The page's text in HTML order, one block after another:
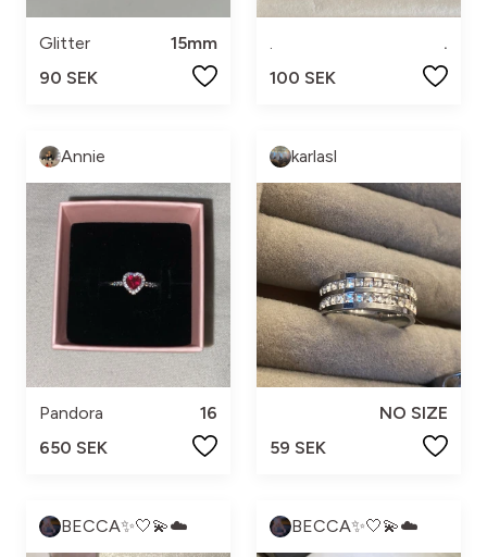
Glitter
15mm
90 SEK
.
.
100 SEK
Annie
Pandora
16
650 SEK
karlasl
NO SIZE
59 SEK
BECCA✨🤍💫☁️ BECCA✨🤍💫☁️